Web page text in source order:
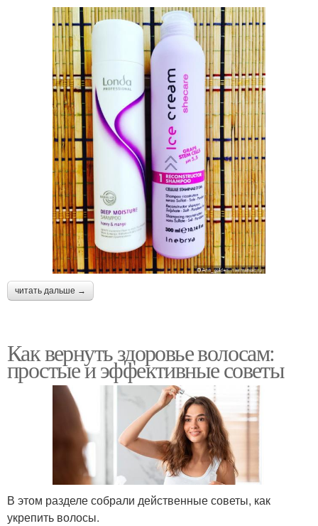
читать дальше →
Как вернуть здоровье волосам:
простые и эффективные советы
В этом разделе собрали действенные советы, как
укрепить волосы.